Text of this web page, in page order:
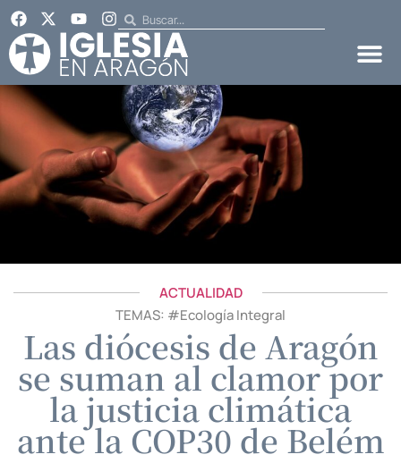
ACTUALIDAD
TEMAS: #Ecología Integral
Las diócesis de Aragón
se suman al clamor por
la justicia climática
ante la COP30 de Belém